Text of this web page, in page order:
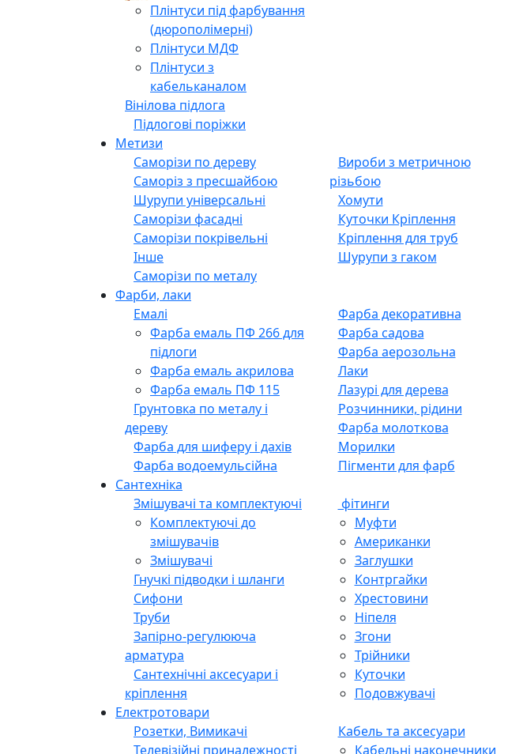
Плінтуси під фарбування
(дюрополімерні)
Плінтуси МДФ
Плінтуси з
кабельканалом
Вінілова підлога
Підлогові поріжки
Метизи
Саморізи по дереву
Саморіз з пресшайбою
Шурупи універсальні
Саморізи фасадні
Саморізи покрівельні
Інше
Саморізи по металу
Вироби з метричною
різьбою
Хомути
Кріплення для труб
Шурупи з гаком
Фарби, лаки
Емалі
Фарба емаль ПФ 266 для
підлоги
Фарба емаль акрилова
Фарба емаль ПФ 115
Грунтовка по металу і
дереву
Фарба для шиферу і дахів
Фарба водоемульсійна
Фарба декоративна
Фарба садова
Фарба аерозольна
Лаки
Лазурі для дерева
Розчинники, рідини
Фарба молоткова
Морилки
Пігменти для фарб
Сантехніка
Змішувачі та комплектуючі
Комплектуючі до
змішувачів
Змішувачі
Гнучкі підводки і шланги
Сифони
Труби
Запірно-регулююча
арматура
фітинги
Муфти
Американки
Заглушки
Контргайки
Хрестовини
Ніпеля
Згони
Трійники